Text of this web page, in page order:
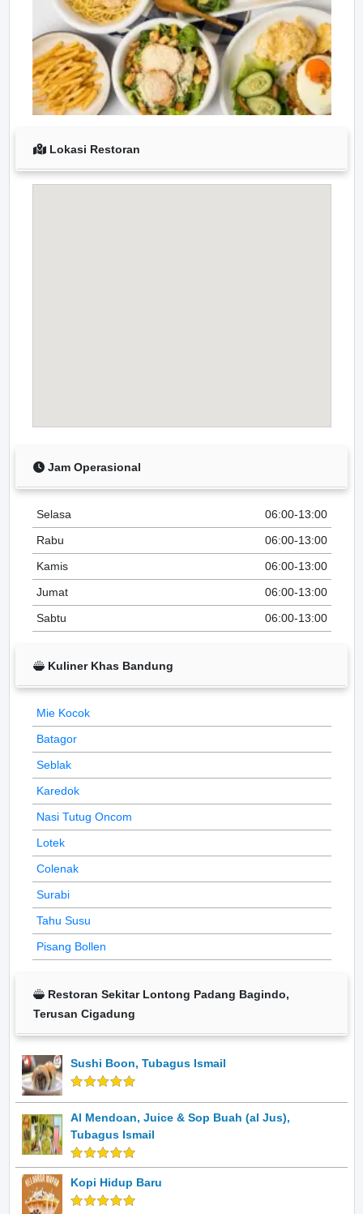
Lokasi Restoran
Jam Operasional
Selasa
06:00-13:00
Rabu
06:00-13:00
Kamis
06:00-13:00
Jumat
06:00-13:00
Sabtu
06:00-13:00
Kuliner Khas Bandung
Mie Kocok
Batagor
Seblak
Karedok
Nasi Tutug Oncom
Lotek
Colenak
Surabi
Tahu Susu
Pisang Bollen
Restoran Sekitar Lontong Padang Bagindo,
Terusan Cigadung
Sushi Boon, Tubagus Ismail
Al Mendoan, Juice & Sop Buah (al Jus),
Tubagus Ismail
Kopi Hidup Baru